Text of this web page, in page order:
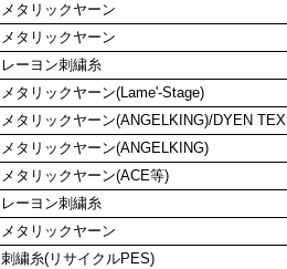
メタリックヤーン
メタリックヤーン
レーヨン刺繍糸
メタリックヤーン(Lame'-Stage)
メタリックヤーン(ANGELKING)/DYEN TEX
メタリックヤーン(ANGELKING)
メタリックヤーン(ACE等)
レーヨン刺繍糸
メタリックヤーン
刺繍糸(リサイクルPES)